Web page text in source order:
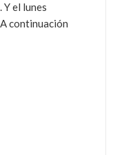
el lunes
continuación